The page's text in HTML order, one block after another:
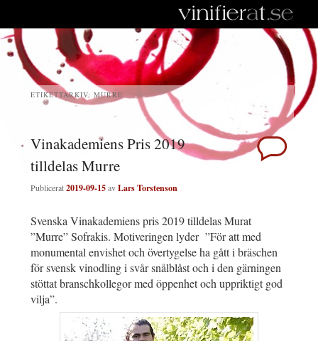
ETIKETTARKIV: MURRE
Vinakademiens Pris 2019
tilldelas Murre
Publicerat2019-09-15avLars Torstenson
Svenska Vinakademiens pris 2019 tilldelas Murat
”Murre” Sofrakis. Motiveringen lyder ”För att med
monumental envishet och övertygelse ha gått i bräschen
för svensk vinodling i svår snålblåst och i den gärningen
stöttat branschkollegor med öppenhet och uppriktigt god
vilja”.